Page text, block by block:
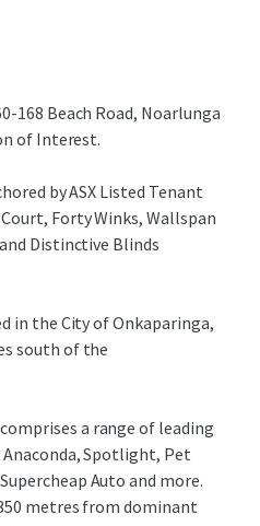
168 Beach Road, Noarlunga
of Interest.
by ASX Listed Tenant
Forty Winks, Wallspan
Distinctive Blinds
in the City of Onkaparinga,
south of the
a range of leading
Spotlight, Pet
Auto and more.
metres from dominant